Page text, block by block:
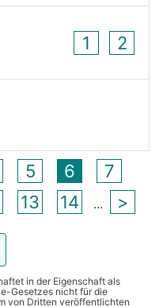
1 2
5 6
7
13 14 ... >
in der Eigenschaft als
Gesetzes nicht für die
von Dritten veröffentlichten